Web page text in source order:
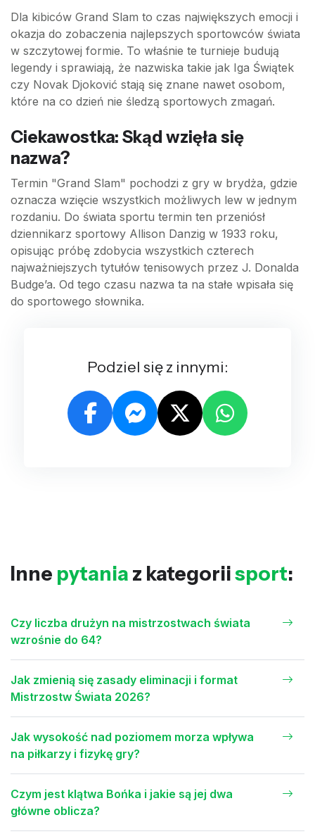
Dla kibiców Grand Slam to czas największych emocji i
okazja do zobaczenia najlepszych sportowców świata
w szczytowej formie. To właśnie te turnieje budują
legendy i sprawiają, że nazwiska takie jak Iga Świątek
czy Novak Djoković stają się znane nawet osobom,
które na co dzień nie śledzą sportowych zmagań.
Ciekawostka: Skąd wzięła się
nazwa?
Termin "Grand Slam" pochodzi z gry w brydża, gdzie
oznacza wzięcie wszystkich możliwych lew w jednym
rozdaniu. Do świata sportu termin ten przeniósł
dziennikarz sportowy Allison Danzig w 1933 roku,
opisując próbę zdobycia wszystkich czterech
najważniejszych tytułów tenisowych przez J. Donalda
Budge’a. Od tego czasu nazwa ta na stałe wpisała się
do sportowego słownika.
Podziel się z innymi:
Inne pytania z kategoriisport:
Czy liczba drużyn na mistrzostwach świata
wzrośnie do 64?
Jak zmienią się zasady eliminacji i format
Mistrzostw Świata 2026?
Jak wysokość nad poziomem morza wpływa
na piłkarzy i fizykę gry?
Czym jest klątwa Bońka i jakie są jej dwa
główne oblicza?